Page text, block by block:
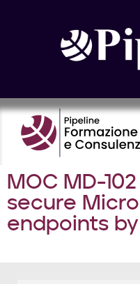
MOC MD-
secure
endpoints